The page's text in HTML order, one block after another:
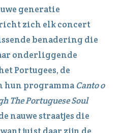
generatie
zich elk concert
benadering die
onderliggende
Portugees, de
hun programma Canto o
The Portuguese Soul
nauwe straatjes die